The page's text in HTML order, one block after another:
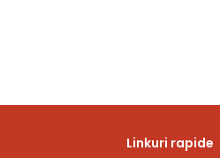
Linkuri rapide